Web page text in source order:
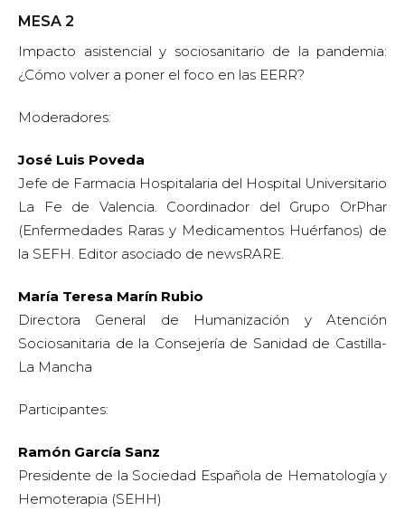
MESA 2
Impacto asistencial y sociosanitario de la pandemia:
¿Cómo volver a poner el foco en las EERR?
Moderadores:
José Luis Poveda
Jefe de Farmacia Hospitalaria del Hospital Universitario
La Fe de Valencia. Coordinador del Grupo OrPhar
(Enfermedades Raras y Medicamentos Huérfanos) de
la SEFH. Editor asociado de newsRARE.
María Teresa Marín Rubio
Directora General de Humanización y Atención
Sociosanitaria de la Consejería de Sanidad de Castilla-
La Mancha
Participantes:
Ramón García Sanz
Presidente de la Sociedad Española de Hematología y
Hemoterapia (SEHH)